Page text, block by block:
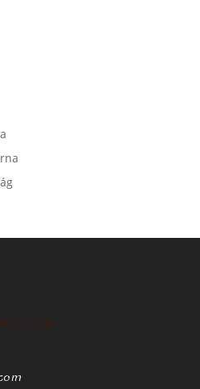
u. 232.